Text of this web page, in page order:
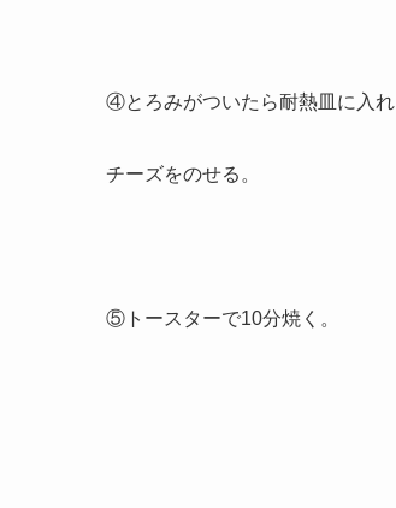
④とろみがついたら耐熱皿に入れ
チーズをのせる。
⑤トースターで10分焼く。